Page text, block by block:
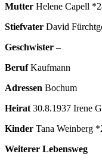
Mutter Helene Capell
Stiefvater David
Geschwister –
BerufKaufmann
Adressen Bochum
Heirat 30.8.1937 Irene
Kinder Tana Weinberg
Weiterer Lebensweg